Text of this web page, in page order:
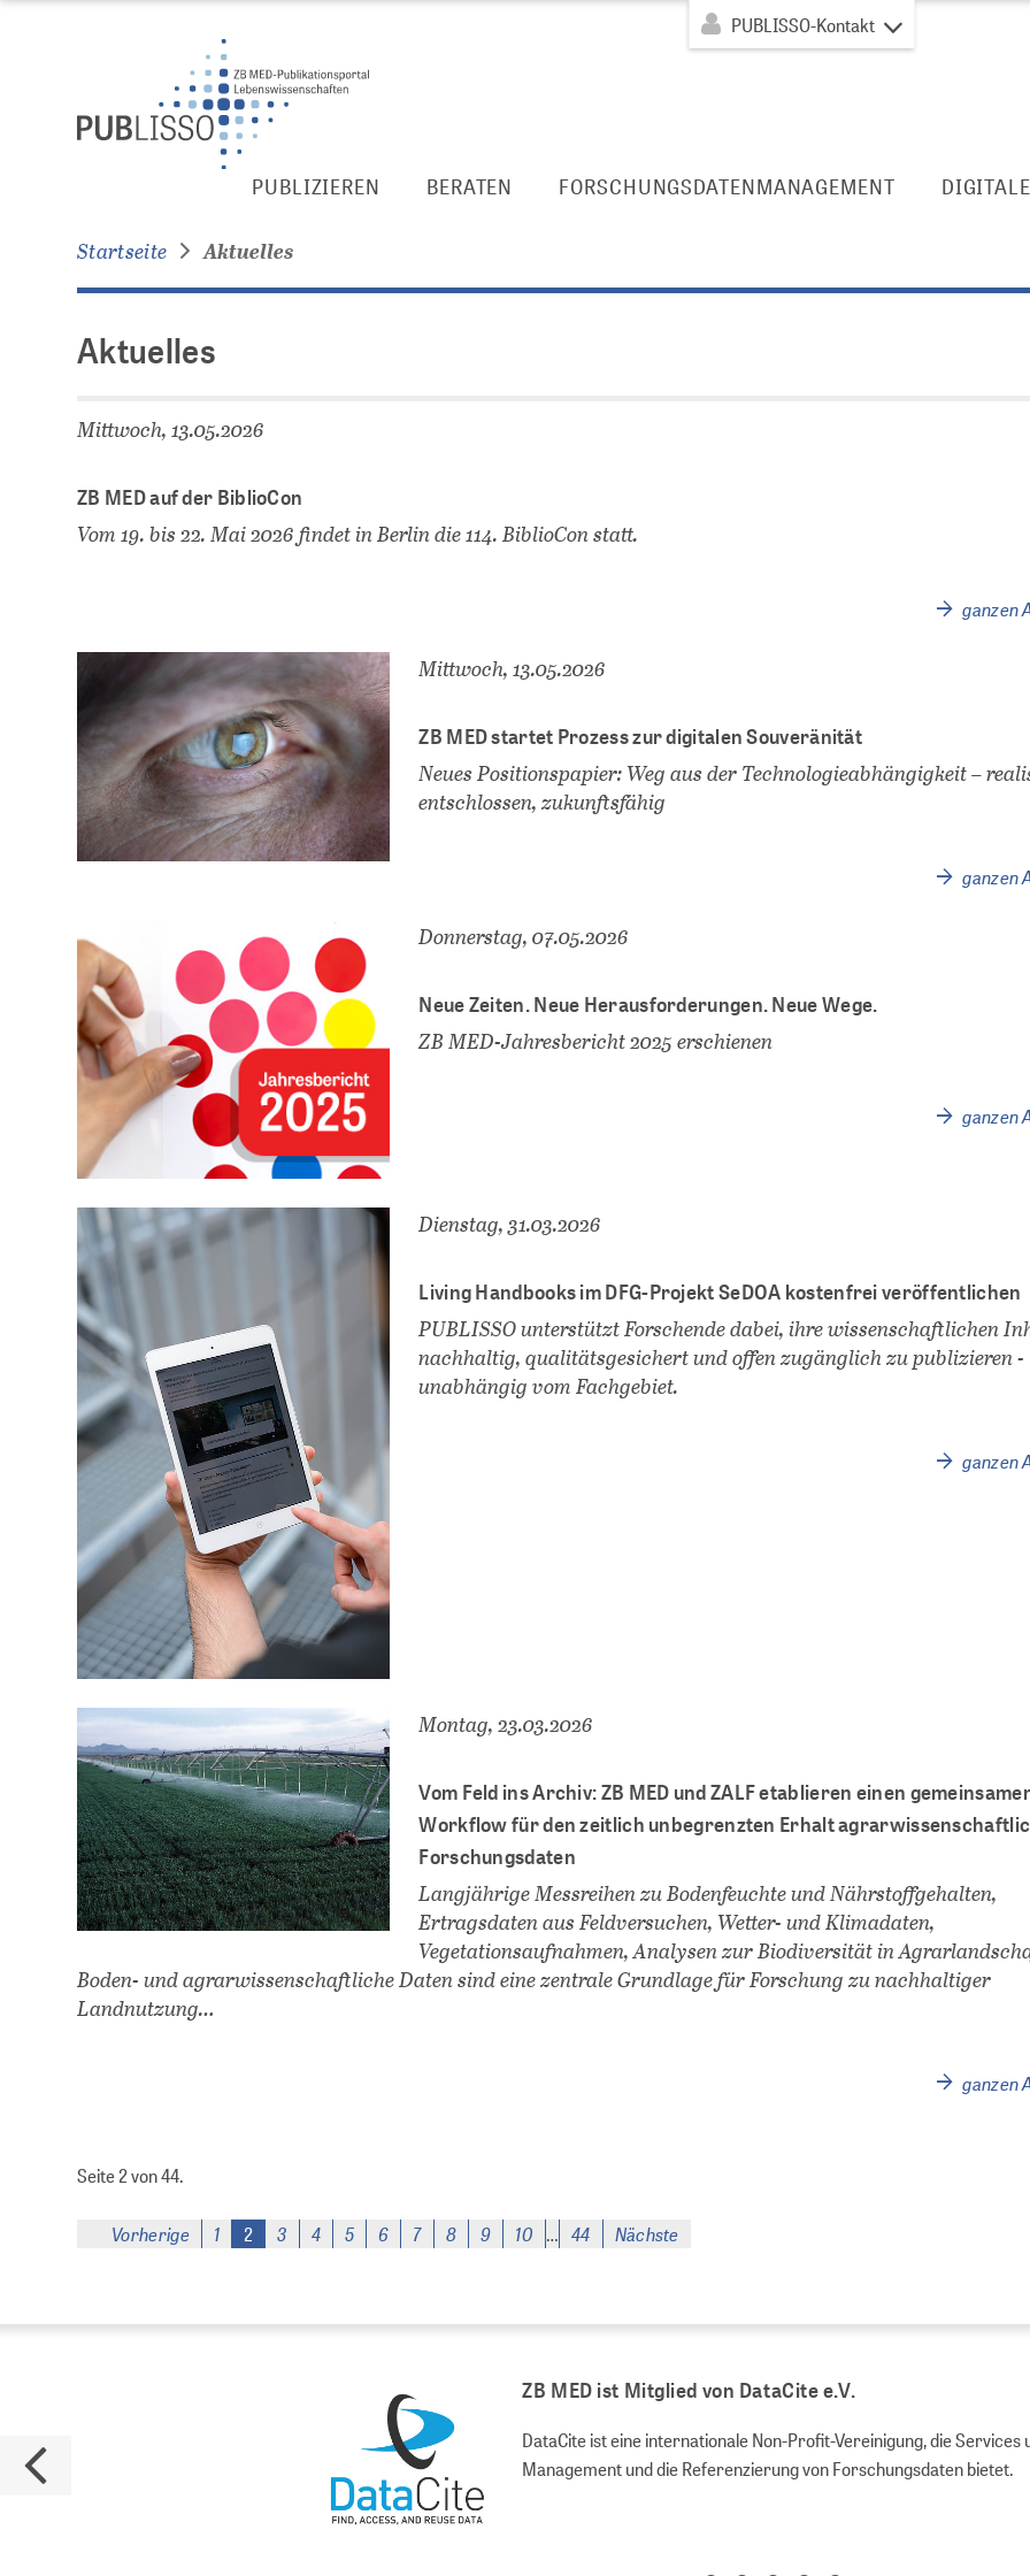
Seitennavigation
springen
springen
PUBLIZIEREN BERATEN FORSCHUNGSDATENMANAGEMENT
Startseite Aktuelles
Aktuelles
Mittwoch, 13.05.2026
ZB MED auf der BiblioCon
Vom 19. bis 22. Mai 2026 findet in Berlin die 114. BiblioCon statt.
ganzen
Mittwoch, 13.05.2026
ZB MED startet Prozess zur digitalen Souveränität
Neues Positionspapier: Weg aus der Technologieabhängigkeit –
entschlossen, zukunftsfähig
ganzen
Donnerstag, 07.05.2026
Neue Zeiten. Neue Herausforderungen. Neue Wege.
ZB MED-Jahresbericht 2025 erschienen
ganzen
Dienstag, 31.03.2026
Living Handbooks im DFG-Projekt SeDOA kostenfrei veröffentlichen
PUBLISSO unterstützt Forschende dabei, ihre wissenschaftlichen
nachhaltig, qualitätsgesichert und offen zugänglich zu publizieren -
unabhängig vom Fachgebiet.
ganzen
Montag, 23.03.2026
Vom Feld ins Archiv: ZB MED und ZALF etablieren einen
Workflow für den zeitlich unbegrenzten Erhalt
Forschungsdaten
Langjährige Messreihen zu Bodenfeuchte und Nährstoffgehalten,
Ertragsdaten aus Feldversuchen, Wetter- und Klimadaten,
Vegetationsaufnahmen, Analysen zur Biodiversität in
Boden- und agrarwissenschaftliche Daten sind eine zentrale Grundlage für Forschung zu nachhaltiger
Landnutzung…
ganzen
Seite 2 von 44.
Vorherige 1 2 3 4 5 6 7 8 9 10 … 44 Nächste
ZB MED ist Mitglied von DataCite e.V.
DataCite ist eine internationale Non-Profit-Vereinigung, die Services
Management und die Referenzierung von Forschungsdaten bietet.
PUBLISSO-Kontakt